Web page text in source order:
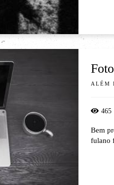
ALÉM
465
Bem
fulano